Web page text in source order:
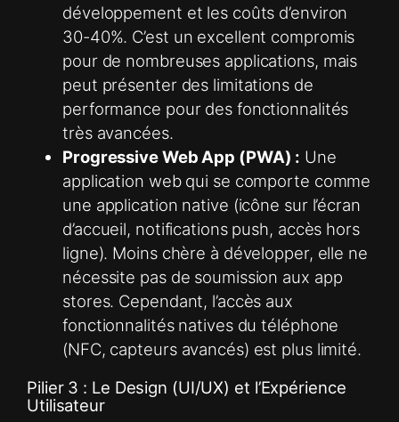
développement et les coûts d’environ
30-40%. C’est un excellent compromis
pour de nombreuses applications, mais
peut présenter des limitations de
performance pour des fonctionnalités
très avancées.
Progressive Web App (PWA) : Une
application web qui se comporte comme
une application native (icône sur l’écran
d’accueil, notifications push, accès hors
ligne). Moins chère à développer, elle ne
nécessite pas de soumission aux app
stores. Cependant, l’accès aux
fonctionnalités natives du téléphone
(NFC, capteurs avancés) est plus limité.
Pilier 3 : Le Design (UI/UX) et l’Expérience
Utilisateur